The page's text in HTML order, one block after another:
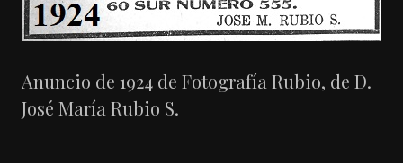
Anuncio de 1924 de Fotografía Rubio, de D.
José María Rubio S.